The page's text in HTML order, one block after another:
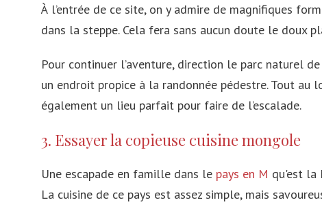
Pologne
Autriche
À l’entrée de ce site, on y admire de magnifiques
dans la steppe. Cela fera sans aucun doute le doux
Pour continuer l’aventure, direction le parc naturel
un endroit propice à la randonnée pédestre. Tout au
également un lieu parfait pour faire de l’escalade.
3. Essayer la copieuse cuisine mongole
Une escapade en famille dans le pays en M qu'est la
La cuisine de ce pays est assez simple, mais